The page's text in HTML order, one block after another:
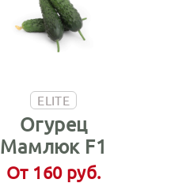
ELITE
Огурец
Мамлюк F1
От 160 руб.